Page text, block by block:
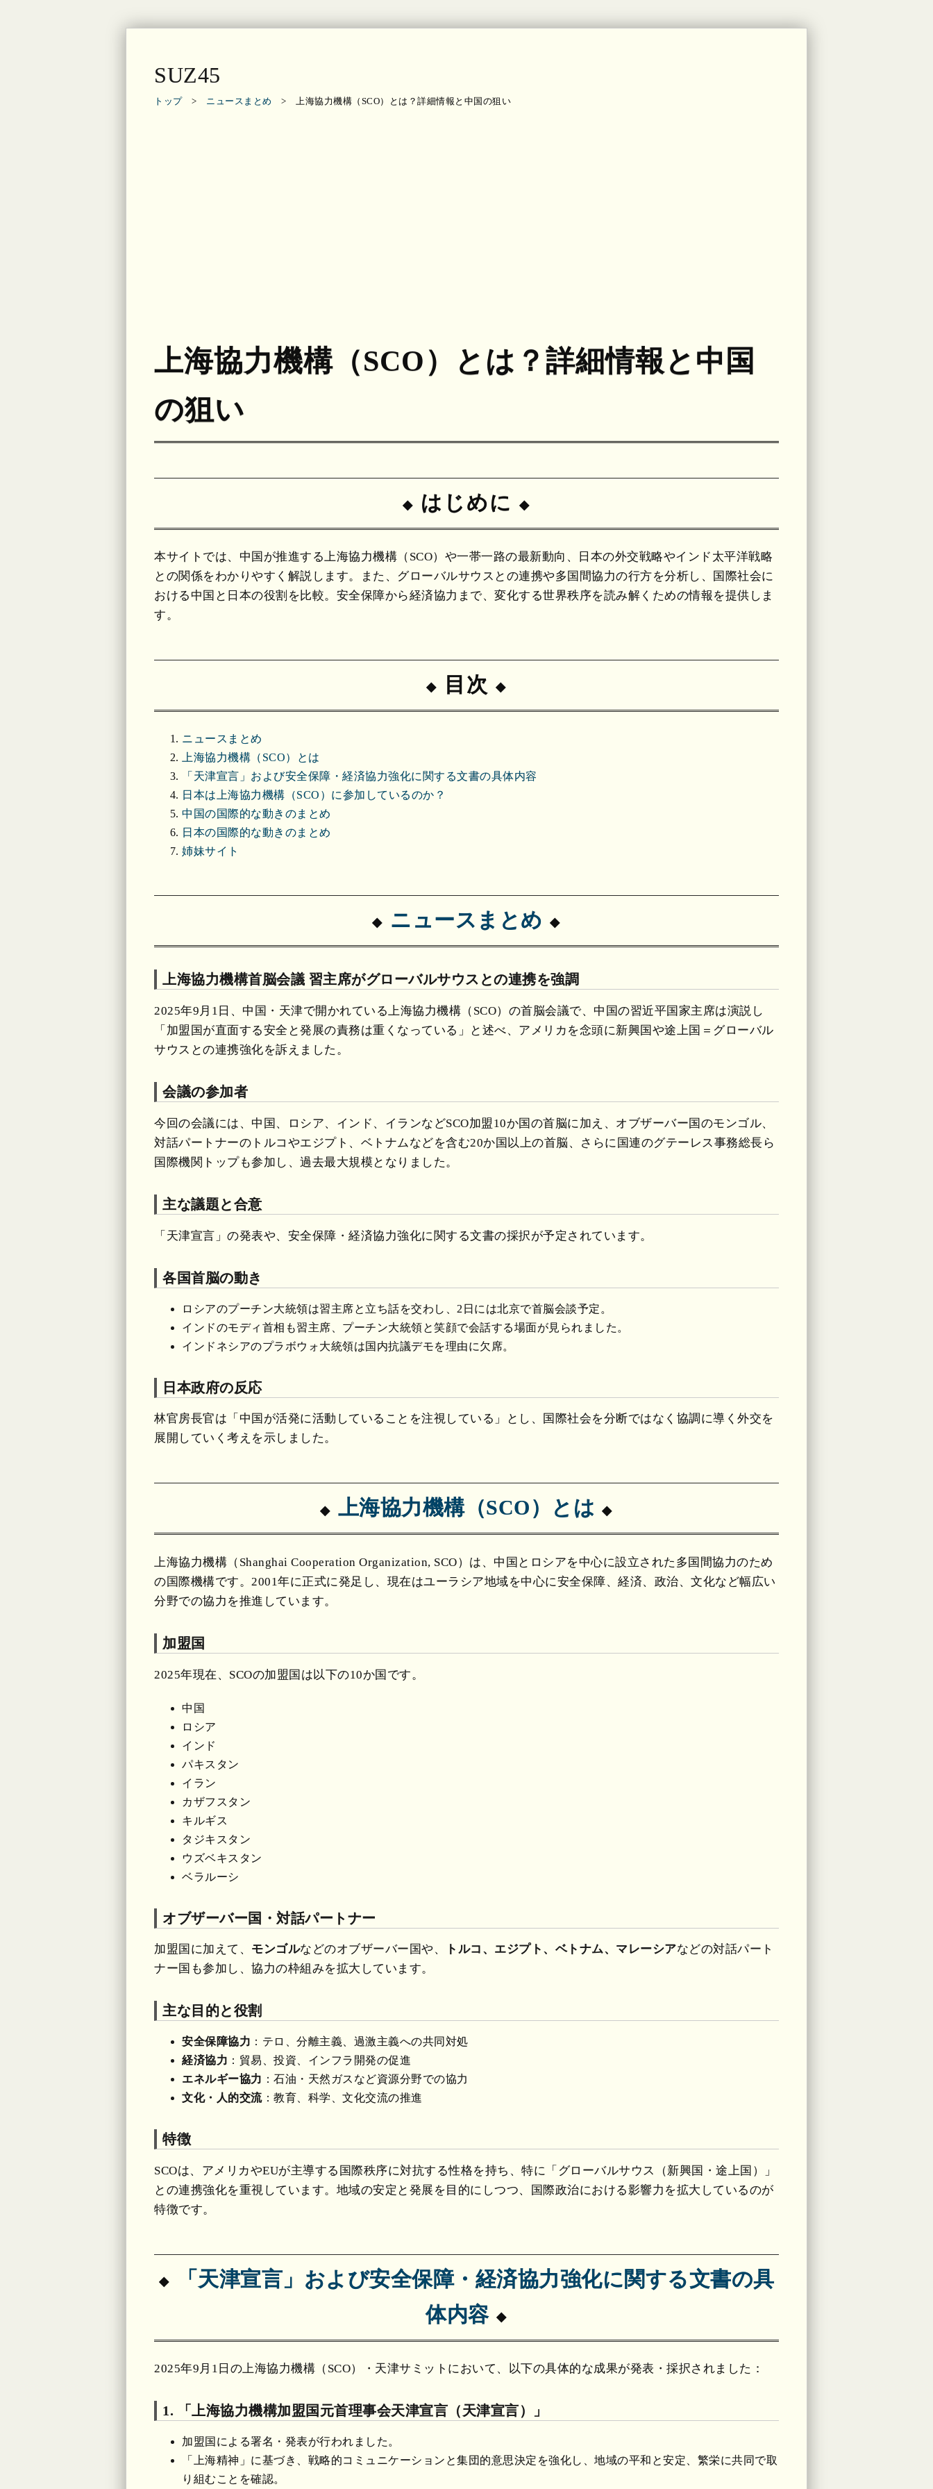
SUZ45
トップ> ニュースまとめ > 上海協力機構（SCO）とは？詳細情報と中国の狙い
上海協力機構（SCO）とは？詳細情報と中国
の狙い
はじめに
本サイトでは、中国が推進する上海協力機構（SCO）や一帯一路の最新動向、日本の外交戦略やインド太平洋戦略
との関係をわかりやすく解説します。また、グローバルサウスとの連携や多国間協力の行方を分析し、国際社会に
おける中国と日本の役割を比較。安全保障から経済協力まで、変化する世界秩序を読み解くための情報を提供しま
す。
目次
ニュースまとめ
上海協力機構（SCO）とは
「天津宣言」および安全保障・経済協力強化に関する文書の具体内容
日本は上海協力機構（SCO）に参加しているのか？
中国の国際的な動きのまとめ
日本の国際的な動きのまとめ
姉妹サイト
ニュースまとめ
上海協力機構首脳会議 習主席がグローバルサウスとの連携を強調
2025年9月1日、中国・天津で開かれている上海協力機構（SCO）の首脳会議で、中国の習近平国家主席は演説し
「加盟国が直面する安全と発展の責務は重くなっている」と述べ、アメリカを念頭に新興国や途上国＝グローバル
サウスとの連携強化を訴えました。
会議の参加者
今回の会議には、中国、ロシア、インド、イランなどSCO加盟10か国の首脳に加え、オブザーバー国のモンゴル、
対話パートナーのトルコやエジプト、ベトナムなどを含む20か国以上の首脳、さらに国連のグテーレス事務総長ら
国際機関トップも参加し、過去最大規模となりました。
主な議題と合意
「天津宣言」の発表や、安全保障・経済協力強化に関する文書の採択が予定されています。
各国首脳の動き
ロシアのプーチン大統領は習主席と立ち話を交わし、2日には北京で首脳会談予定。
インドのモディ首相も習主席、プーチン大統領と笑顔で会話する場面が見られました。
インドネシアのプラボウォ大統領は国内抗議デモを理由に欠席。
日本政府の反応
林官房長官は「中国が活発に活動していることを注視している」とし、国際社会を分断ではなく協調に導く外交を
展開していく考えを示しました。
上海協力機構（SCO）とは
上海協力機構（Shanghai Cooperation Organization, SCO）は、中国とロシアを中心に設立された多国間協力のため
の国際機構です。2001年に正式に発足し、現在はユーラシア地域を中心に安全保障、経済、政治、文化など幅広い
分野での協力を推進しています。
加盟国
2025年現在、SCOの加盟国は以下の10か国です。
中国
ロシア
インド
パキスタン
イラン
カザフスタン
キルギス
タジキスタン
ウズベキスタン
ベラルーシ
オブザーバー国・対話パートナー
加盟国に加えて、 モンゴルなどのオブザーバー国や、 トルコ、エジプト、ベトナム、マレーシアなどの対話パート
ナー国も参加し、協力の枠組みを拡大しています。
主な目的と役割
安全保障協力 ：テロ、分離主義、過激主義への共同対処
経済協力 ：貿易、投資、インフラ開発の促進
エネルギー協力 ：石油・天然ガスなど資源分野での協力
文化・人的交流：教育、科学、文化交流の推進
特徴
SCOは、アメリカやEUが主導する国際秩序に対抗する性格を持ち、特に「グローバルサウス（新興国・途上国）」
との連携強化を重視しています。地域の安定と発展を目的にしつつ、国際政治における影響力を拡大しているのが
特徴です。
「天津宣言」および安全保障・経済協力強化に関する文書の具
体内容
2025年9月1日の上海協力機構（SCO）・天津サミットにおいて、以下の具体的な成果が発表・採択されました：
1. 「上海協力機構加盟国元首理事会天津宣言（天津宣言）」
加盟国による署名・発表が行われました。
「上海精神」に基づき、戦略的コミュニケーションと集団的意思決定を強化し、地域の平和と安定、繁栄に共同で取
り組むことを確認。